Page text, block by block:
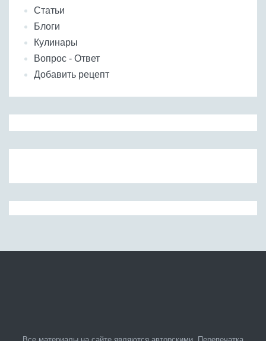
Статьи
Блоги
Кулинары
Вопрос - Ответ
Добавить рецепт